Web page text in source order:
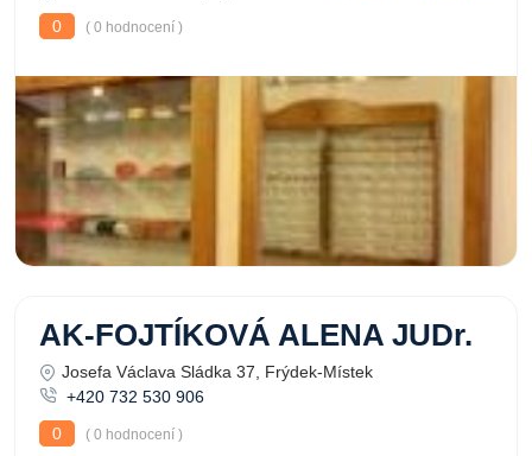
0
( 0 hodnocení )
AK-FOJTÍKOVÁ ALENA JUDr.
Josefa Václava Sládka 37, Frýdek-Místek
+420 732 530 906
0
( 0 hodnocení )